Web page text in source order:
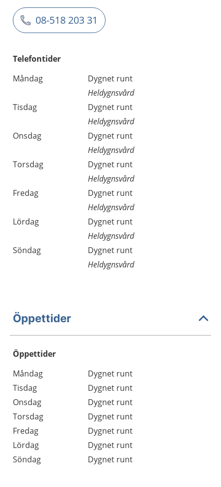
08-518 203 31
Telefontider
Måndag
Dygnet runt
Heldygnsvård
Tisdag
Dygnet runt
Heldygnsvård
Onsdag
Dygnet runt
Heldygnsvård
Torsdag
Dygnet runt
Heldygnsvård
Fredag
Dygnet runt
Heldygnsvård
Lördag
Dygnet runt
Heldygnsvård
Söndag
Dygnet runt
Heldygnsvård
Öppettider
Öppettider
Dag
Öppettider
Kommentarer
Måndag
Dygnet runt
Tisdag
Dygnet runt
Onsdag
Dygnet runt
Torsdag
Dygnet runt
Fredag
Dygnet runt
Lördag
Dygnet runt
Söndag
Dygnet runt